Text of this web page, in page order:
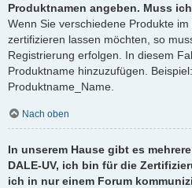
Produktnamen angeben. Muss
Wenn Sie verschiedene Produkte
zertifizieren lassen möchten, so
Registrierung erfolgen. In diesem
Produktname hinzuzufügen.
Produktname_Name.
Nach oben
In unserem Hause gibt es
DALE-UV, ich bin für die
ich in nur einem Forum